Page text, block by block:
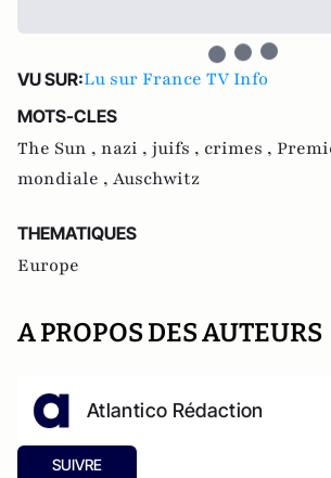
VU SUR:Lu sur France TV Info
MOTS-CLES
The Sun , nazi , juifs , crimes ,
mondiale , Auschwitz
THEMATIQUES
Europe
A PROPOS DES AUTEURS
Atlantico Rédaction
SUIVRE